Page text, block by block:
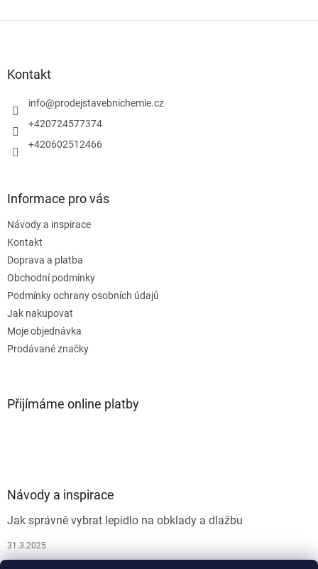
Kontakt
info@prodejstavebnichemie.cz
+420724577374
+420602512466
Informace pro vás
Návody a inspirace
Kontakt
Doprava a platba
Obchodní podmínky
Podmínky ochrany osobních údajů
Jak nakupovat
Moje objednávka
Prodávané značky
Přijímáme online platby
Návody a inspirace
Jak správně vybrat lepidlo na obklady a dlažbu
31.3.2025